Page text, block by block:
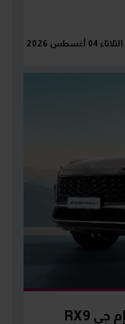
الثلاثاء 04 أغسطس 2026
بسعر 1.9 مليون جنيه.. المواصفات الكاملة لـ إم جي RX9